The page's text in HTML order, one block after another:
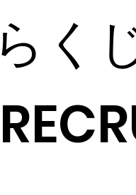
らく